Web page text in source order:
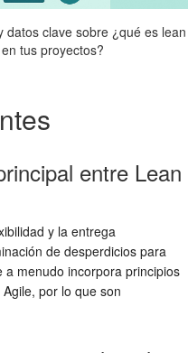
clave sobre ¿qué es lean
tus proyectos?
entre Lean
y la entrega
de desperdicios para
a menudo incorpora principios
por lo que son